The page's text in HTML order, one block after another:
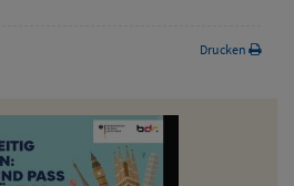
Drucken